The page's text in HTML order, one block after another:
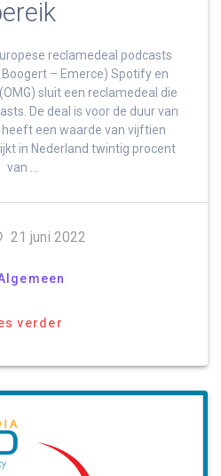
reclamedeal podcasts
– Emerce) Spotify en
sluit een reclamedeal die
De deal is voor de duur van
een waarde van vijftien
in Nederland twintig procent
van …
21 juni 2022
verder